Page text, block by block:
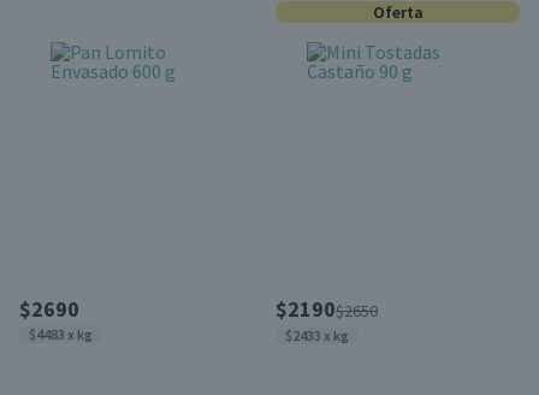
$2690
$4483 x kg
Oferta
$2190$2650
$2433 x kg